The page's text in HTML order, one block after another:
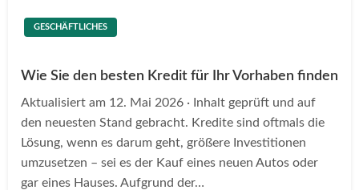
GESCHÄFTLICHES
Wie Sie den besten Kredit für Ihr Vorhaben finden
Aktualisiert am 12. Mai 2026 · Inhalt geprüft und auf
den neuesten Stand gebracht. Kredite sind oftmals die
Lösung, wenn es darum geht, größere Investitionen
umzusetzen – sei es der Kauf eines neuen Autos oder
gar eines Hauses. Aufgrund der…